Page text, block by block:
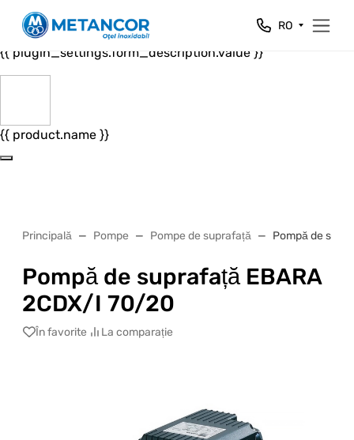
Close
{{ plugin_settings.form_header.value }}
{{ plugin_settings.form_description.value }}
{{ product.name }}
RO
Principală Pompe Pompe de suprafață Pompă de
Pompă de suprafață EBARA
2CDX/I 70/20
În favorite La comparație